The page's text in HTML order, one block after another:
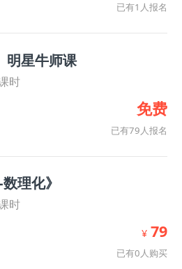
已有1人报名
明星牛师课
时
免费
已有79人报名
理化》
时
¥ 79
已有0人购买